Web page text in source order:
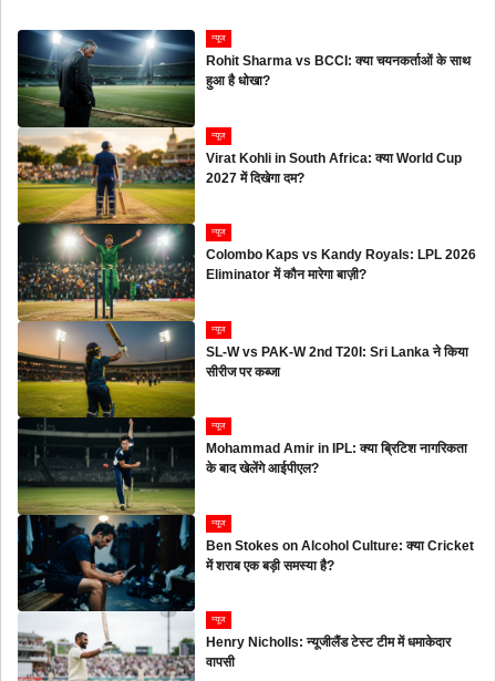
न्यूज
Rohit Sharma vs BCCI: क्या चयनकर्ताओं के साथ
हुआ है धोखा?
न्यूज
Virat Kohli in South Africa: क्या World Cup
2027 में दिखेगा दम?
न्यूज
Colombo Kaps vs Kandy Royals: LPL 2026
Eliminator में कौन मारेगा बाज़ी?
न्यूज
SL-W vs PAK-W 2nd T20I: Sri Lanka ने किया
सीरीज पर कब्जा
न्यूज
Mohammad Amir in IPL: क्या ब्रिटिश नागरिकता
के बाद खेलेंगे आईपीएल?
न्यूज
Ben Stokes on Alcohol Culture: क्या Cricket
में शराब एक बड़ी समस्या है?
न्यूज
Henry Nicholls: न्यूजीलैंड टेस्ट टीम में धमाकेदार
वापसी